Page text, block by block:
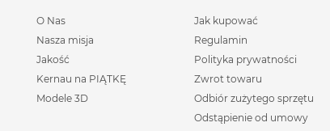
O Nas
Nasza misja
Jakość
Kernau na PIĄTKĘ
Modele 3D
Jak kupować
Regulamin
Polityka prywatności
Zwrot towaru
Odbiór zużytego sprzętu
Odstąpienie od umowy